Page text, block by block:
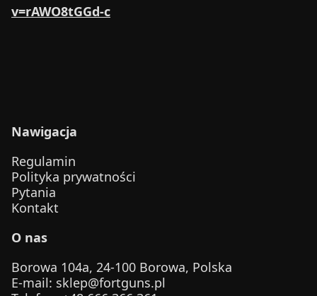
v=rAWO8tGGd-c
Nawigacja
Regulamin
Polityka prywatności
Pytania
Kontakt
O nas
Borowa 104a, 24-100 Borowa, Polska
E-mail: sklep@fortguns.pl